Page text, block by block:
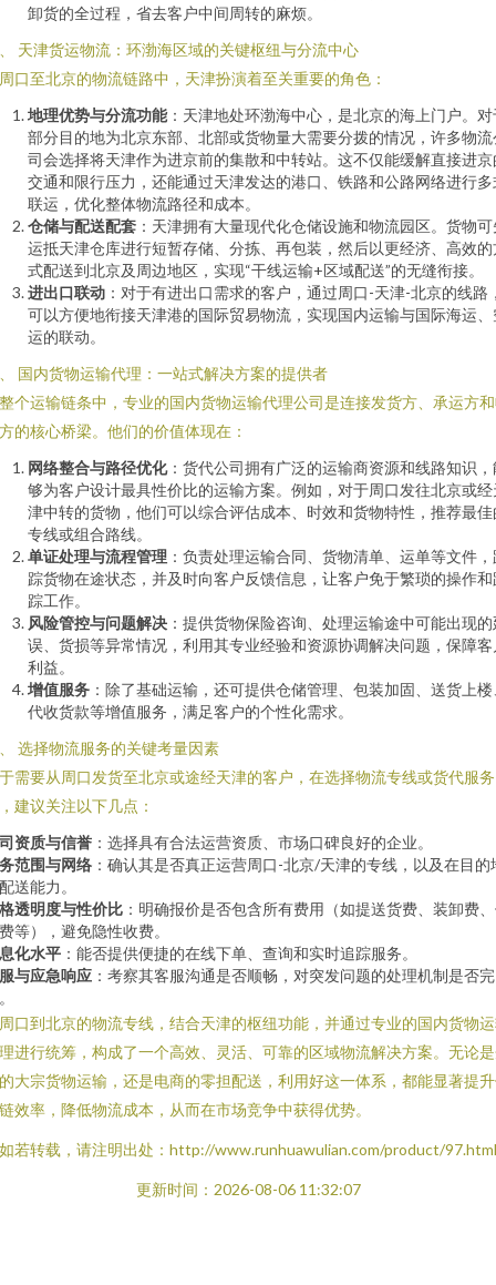
卸货的全过程，省去客户中间周转的麻烦。
天津货运物流：环渤海区域的关键枢纽与分流中心
口至北京的物流链路中，天津扮演着至关重要的角色：
地理优势与分流功能：天津地处环渤海中心，是北京的海上门户。对
部分目的地为北京东部、北部或货物量大需要分拨的情况，许多物流
司会选择将天津作为进京前的集散和中转站。这不仅能缓解直接进京
交通和限行压力，还能通过天津发达的港口、铁路和公路网络进行多
联运，优化整体物流路径和成本。
仓储与配送配套 ：天津拥有大量现代化仓储设施和物流园区。货物可
运抵天津仓库进行短暂存储、分拣、再包装，然后以更经济、高效的
式配送到北京及周边地区，实现“干线运输+区域配送”的无缝衔接。
进出口联动 ：对于有进出口需求的客户，通过周口-天津-北京的线路
可以方便地衔接天津港的国际贸易物流，实现国内运输与国际海运、
运的联动。
国内货物运输代理：一站式解决方案的提供者
个运输链条中，专业的国内货物运输代理公司是连接发货方、承运方
的核心桥梁。他们的价值体现在：
网络整合与路径优化：货代公司拥有广泛的运输商资源和线路知识，
够为客户设计最具性价比的运输方案。例如，对于周口发往北京或经
津中转的货物，他们可以综合评估成本、时效和货物特性，推荐最佳
专线或组合路线。
单证处理与流程管理 ：负责处理运输合同、货物清单、运单等文件
踪货物在途状态，并及时向客户反馈信息，让客户免于繁琐的操作和
踪工作。
风险管控与问题解决 ：提供货物保险咨询、处理运输途中可能出现
误、货损等异常情况，利用其专业经验和资源协调解决问题，保障客
利益。
增值服务 ：除了基础运输，还可提供仓储管理、包装加固、送货上楼
代收货款等增值服务，满足客户的个性化需求。
选择物流服务的关键考量因素
需要从周口发货至北京或途经天津的客户，在选择物流专线或货代服务
建议关注以下几点：
资质与信誉 ：选择具有合法运营资质、市场口碑良好的企业。
范围与网络 ：确认其是否真正运营周口-北京/天津的专线，以及在目的
送能力。
透明度与性价比 ：明确报价是否包含所有费用（如提送货费、装卸费
等），避免隐性收费。
化水平 ：能否提供便捷的在线下单、查询和实时追踪服务。
与应急响应 ：考察其客服沟通是否顺畅，对突发问题的处理机制是否完
口到北京的物流专线，结合天津的枢纽功能，并通过专业的国内货物
进行统筹，构成了一个高效、灵活、可靠的区域物流解决方案。无论
大宗货物运输，还是电商的零担配送，利用好这一体系，都能显著提
效率，降低物流成本，从而在市场竞争中获得优势。
如若转载，请注明出处：http://www.runhuawulian.com/product/97.html
更新时间：2026-08-06 11:32:07